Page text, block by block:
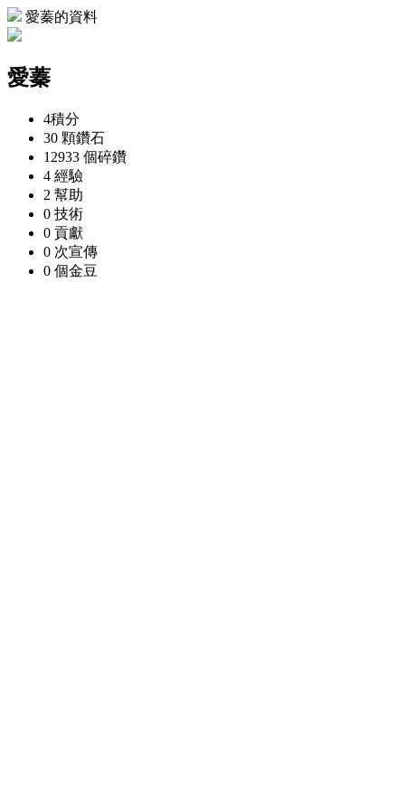
愛蓁的資料
愛蓁
4積分
30 顆鑽石
12933 個碎鑽
4 經驗
2 幫助
0 技術
0 貢獻
0 次宣傳
0 個金豆